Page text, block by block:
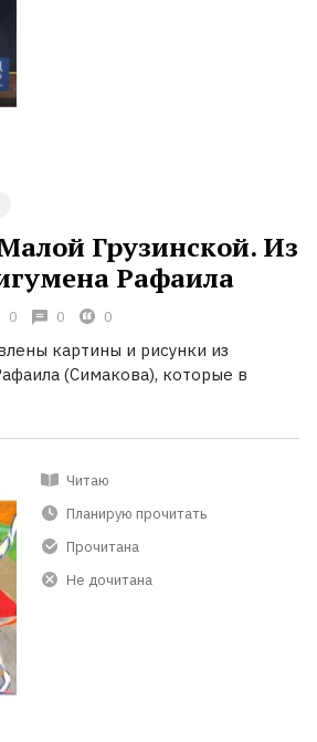
Грузинской. Из
Рафаила
0 0 0
картины и рисунки из
(Симакова), которые в
Читаю
Планирую прочитать
Прочитана
Не дочитана